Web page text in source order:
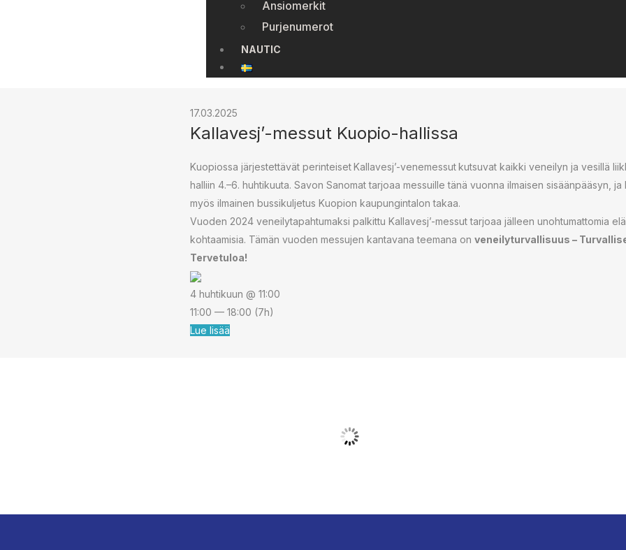
Ansiomerkit
Purjenumerot
NAUTIC
17.03.2025
Kallavesj’-messut Kuopio-hallissa
Kuopiossa jär­jes­tet­tä­vät perinteisetKallavesj’-venemessutkutsuvat kaikki veneilyn ja vesillä
halliin 4.–6. huhtikuuta. Savon Sanomat tarjoaa messuille tänä vuonna ilmaisen si­sään­pää­syn,
myös ilmainen bus­si­kul­je­tus Kuopion kau­pun­gin­ta­lon takaa.
Vuoden 2024 ve­nei­ly­ta­pah­tu­mak­si palkittu Kallavesj’-messut tarjoaa jälleen unoh­tu­mat­to­mia
kohtaamisia. Tämän vuoden messujen kantavana teemana on ve­nei­ly­tur­val­li­suus –
Tervetuloa!
4 huhtikuun @ 11:00
11:00 — 18:00 (7h)
Lue lisää